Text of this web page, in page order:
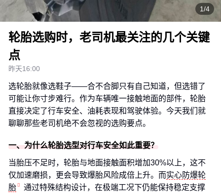
1/4
轮胎选购时，老司机最关注的几个关键
点
昨天16:00
选轮胎就像选鞋子——合不合脚只有自己知道，但选错了
可能让你寸步难行。作为车辆唯一接触地面的部件，轮胎
直接决定了行车安全、油耗表现和驾驶体验。今天我们就
聊聊那些老司机绝不会忽视的选购要点。
一、为什么轮胎选型对行车安全如此重要？
当胎压不足时，轮胎与地面接触面积增加30%以上，这不
仅加速磨损，更会导致爆胎风险成倍上升。而实心防爆轮
胎
通过特殊结构设计，在极端工况下仍能保持稳定支撑